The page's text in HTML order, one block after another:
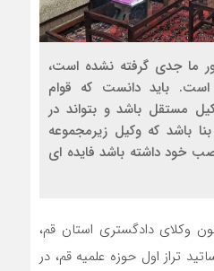
ما جدی گرفته نشده است،
باید دانست که قوام
مستقل باشد و بتواند در
باشد که وکیل زیرمجموعه
خود داشته باشد فایده ای
وکلای دادگستری استان قم،
تراز اول حوزه علمیه قم، در